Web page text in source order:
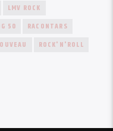
LMV ROCK
50
RACONTARS
ROCK'N'ROLL